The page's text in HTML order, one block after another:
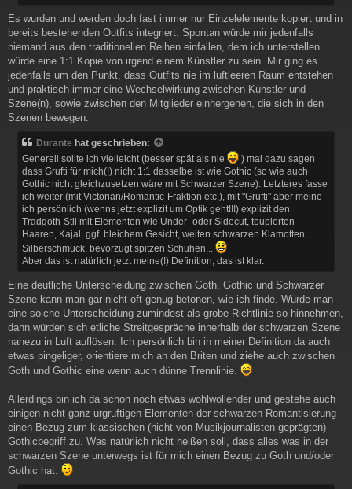
Es wurden und werden doch fast immer nur Einzelelemente kopiert und in
bereits bestehenden Outfits integriert. Spontan würde mir jedenfalls
niemand aus den traditionellen Reihen einfallen, dem ich unterstellen
würde eine 1:1 Kopie von irgend einem Künstler zu sein. Mir ging es
jedenfalls um den Punkt, dass Outfits nie im luftleeren Raum entstehen
und praktisch immer eine Wechselwirkung zwischen Künstler und
Szene(n), sowie zwischen den Mitglieder einhergehen, die sich in den
Szenen bewegen.
Durante hat geschrieben:
Generell sollte ich vielleicht (besser spät als nie
) mal dazu sagen
dass Grufti für mich(!) nicht 1:1 dasselbe ist wie Gothic (so wie auch
Gothic nicht gleichzusetzen wäre mit Schwarzer Szene). Letzteres fasse
ich weiter (mit Victorian/Romantic-Fraktion etc.), mit "Grufti" aber meine
ich persönlich (wenns jetzt explizit um Optik geht!!!) explizit den
Tradgoth-Stil mit Elementen wie Under- oder Sidecut, toupierten
Haaren, Kajal, ggf. bleichem Gesicht, weiten schwarzen Klamotten,
Silberschmuck, bevorzugt spitzen Schuhen...
Aber das ist natürlich jetzt meine(!) Definition, das ist klar.
Eine deutliche Unterscheidung zwischen Goth, Gothic und Schwarzer
Szene kann man gar nicht oft genug betonen, wie ich finde. Würde man
eine solche Unterscheidung zumindest als grobe Richtlinie so hinnehmen,
dann würden sich etliche Streitgespräche innerhalb der schwarzen Szene
nahezu in Luft auflösen. Ich persönlich bin in meiner Definition da auch
etwas pingeliger, orientiere mich an den Briten und ziehe auch zwischen
Goth und Gothic eine wenn auch dünne Trennlinie.
Allerdings bin ich da schon noch etwas wohlwollender und gestehe auch
einigen nicht ganz urgruftigen Elementen der schwarzen Romantisierung
einen Bezug zum klassischen (nicht von Musikjournalisten geprägten)
Gothicbegriff zu. Was natürlich nicht heißen soll, dass alles was in der
schwarzen Szene unterwegs ist für mich einen Bezug zu Goth und/oder
Gothic hat.